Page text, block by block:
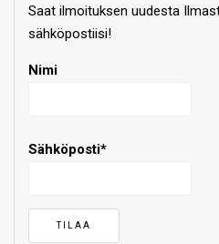
Saat ilmoituksen uudesta
sähköpostiisi!
Nimi
Sähköposti*